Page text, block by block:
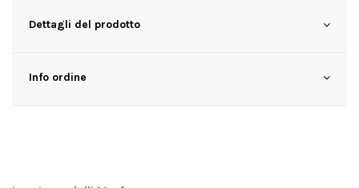
Dettagli del prodotto
Info ordine